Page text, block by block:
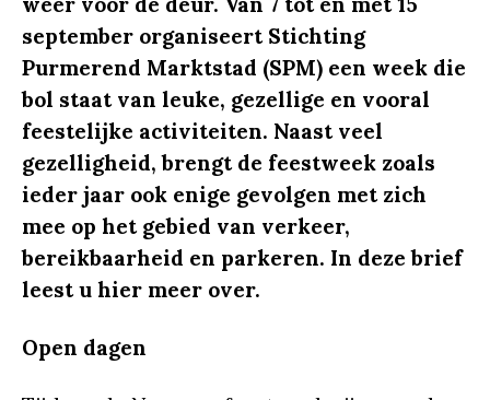
september organiseert Stichting
Purmerend Marktstad (SPM) een week die
bol staat van leuke, gezellige en vooral
feestelijke activiteiten. Naast veel
gezelligheid, brengt de feestweek zoals
ieder jaar ook enige gevolgen met zich
mee op het gebied van verkeer,
bereikbaarheid en parkeren. In deze brief
leest u hier meer over.
Open dagen